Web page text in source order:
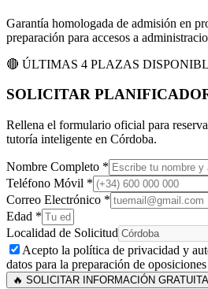
Garantía homologada de admisión en
preparación para accesos a
🔴 ÚLTIMAS 4 PLAZAS
SOLICITAR
Rellena el formulario oficial para
tutoría inteligente en Córdoba.
Nombre Completo *
Teléfono Móvil *
Correo Electrónico *
Edad *
Localidad de Solicitud
Acepto la política de privacidad y
datos para la preparación de oposiciones
🔥 SOLICITAR INFORMACIÓN GRATUITA